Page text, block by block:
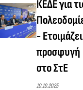
ΚΕΔΕ για
- Ετοιμάζει
προσφυγή
στο ΣτΕ
10.10.2025